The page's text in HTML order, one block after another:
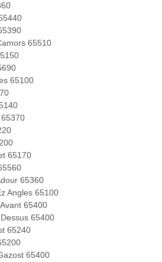
65510
65100
65170
65360
Angles 65100
65400
65400
65240
65400